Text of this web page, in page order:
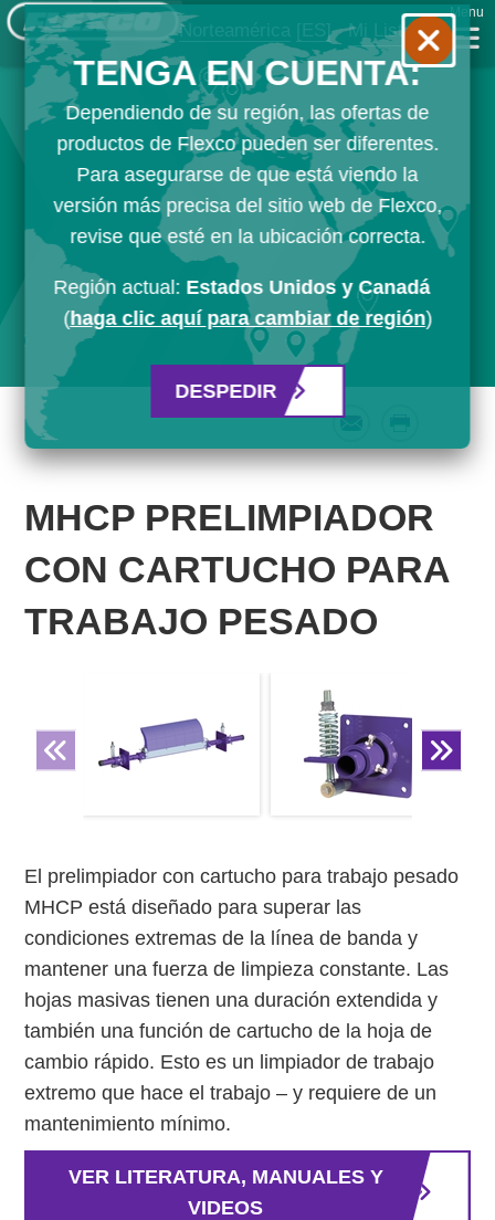
Norteamérica [ES] Mi Lista
Menu
MHCP PRELIMPIADOR
CON CARTUCHO PARA
TRABAJO PESADO
El prelimpiador con cartucho para trabajo pesado
MHCP está diseñado para superar las
condiciones extremas de la línea de banda y
mantener una fuerza de limpieza constante. Las
hojas masivas tienen una duración extendida y
también una función de cartucho de la hoja de
cambio rápido. Esto es un limpiador de trabajo
extremo que hace el trabajo – y requiere de un
mantenimiento mínimo.
VER LITERATURA, MANUALES Y
VIDEOS
TENGA EN CUENTA:
Dependiendo de su región, las ofertas de
productos de Flexco pueden ser diferentes.
Para asegurarse de que está viendo la
versión más precisa del sitio web de Flexco,
revise que esté en la ubicación correcta.
Región actual: Estados Unidos y Canadá
(haga clic aquí para cambiar de región)
DESPEDIR